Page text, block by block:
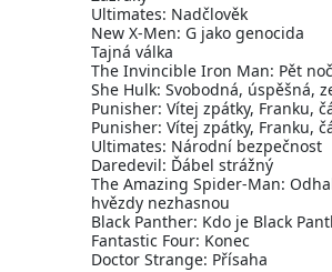
Ultimates: Nadčlověk
New X-Men: G jako genocida
Tajná válka
The Invincible Iron Man: Pět
She Hulk: Svobodná, úspěšná,
Punisher: Vítej zpátky, Franku,
Punisher: Vítej zpátky, Franku,
Ultimates: Národní bezpečnost
Daredevil: Ďábel strážný
The Amazing Spider-Man:
hvězdy nezhasnou
Black Panther: Kdo je Black
Fantastic Four: Konec
Doctor Strange: Přísaha